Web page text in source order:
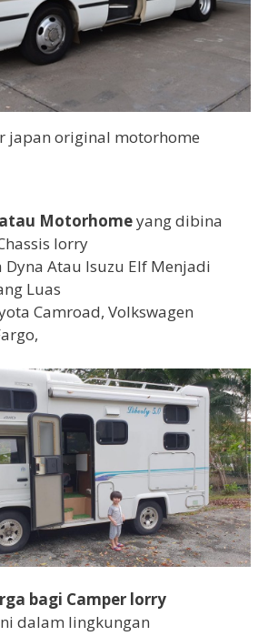
japan original motorhome
Motorhomeyang dibina
lorry
Atau Isuzu Elf Menjadi
Luas
Camroad, Volkswagen
bagi Camper lorry
dalam lingkungan